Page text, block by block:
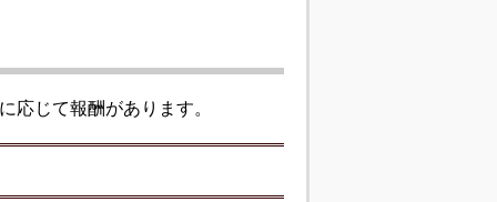
応じて報酬があります。